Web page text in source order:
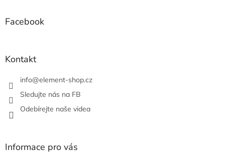
Facebook
Kontakt
info@element-shop.cz
Sledujte nás na FB
Odebírejte naše videa
Informace pro vás